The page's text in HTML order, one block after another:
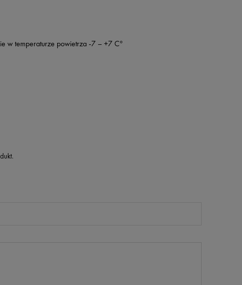
w temperaturze powietrza -7 – +7 C°